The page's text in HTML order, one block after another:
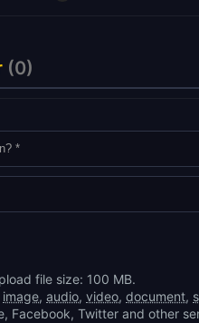
(0)
file size: 100 MB.
image, audio, video, document,
Facebook, Twitter and other